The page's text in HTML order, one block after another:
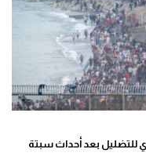
للتضليل بعد أحداث سبتة